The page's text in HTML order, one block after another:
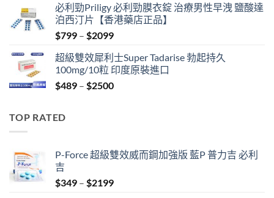
was:
$399.
is:
$369.
必利勁Priligy 必利勁膜衣錠 治療男性早洩 鹽酸達
泊西汀片【香港藥店正品】
$799 – $2099Price
$799
through
$2099
超級雙效犀利士Super Tadarise 勃起持久
100mg/10粒 印度原裝進口
$489 – $2500Price
TOP RATED
P-Force 超級雙效威而鋼加強版 藍P 普力吉 必利
吉
$349 – $2199Price